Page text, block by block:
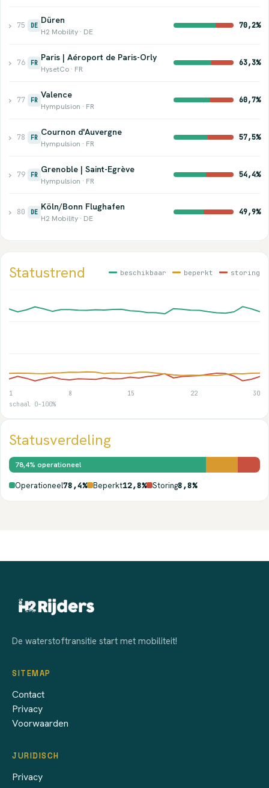
› 75 DE
Düren
H2 Mobility · DE
70,2%
› 76 FR
Paris | Aéroport de Paris-Orly
HysetCo · FR
63,3%
› 77 FR
Valence
Hympulsion · FR
60,7%
› 78 FR
Cournon d'Auvergne
Hympulsion · FR
57,5%
› 79 FR
Grenoble | Saint-Egrève
Hympulsion · FR
54,4%
› 80 DE
Köln/Bonn Flughafen
H2 Mobility · DE
49,9%
Statustrend beschikbaar beperkt storing
1 8 15 22
30
schaal 0–100%
Statusverdeling
78,4% operationeel
Operationeel78,4% Beperkt12,8% Storing8,8%
De waterstoftransitie start met mobiliteit!
SITEMAP
Contact
Privacy
Voorwaarden
JURIDISCH
Privacy